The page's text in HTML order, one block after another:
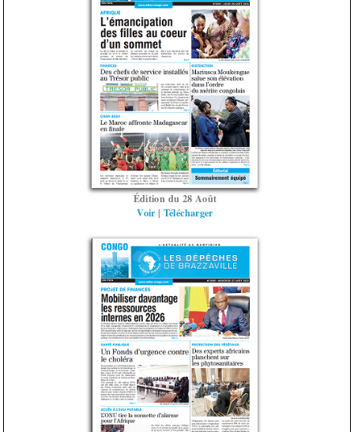
Édition du 28 Août
Voir | Télécharger